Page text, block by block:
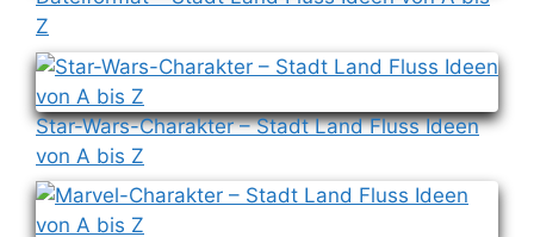
Z
Star-Wars-Charakter – Stadt Land Fluss Ideen
von A bis Z